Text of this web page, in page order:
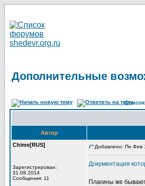
Дополнительные
Автор
Chime[RUS]
Зарегистрирован:
31.08.2014
Сообщения: 11
Добавлено: Пн Фев
Документация
Плагины же